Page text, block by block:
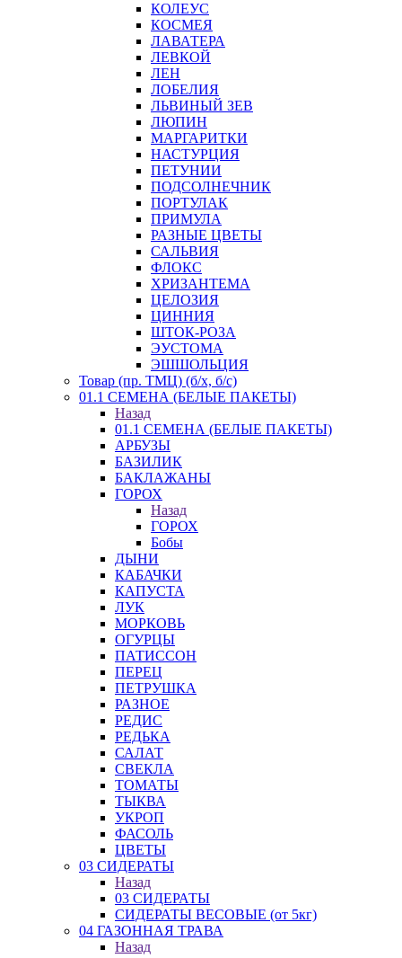
КОЛЕУС
КОСМЕЯ
ЛАВАТЕРА
ЛЕВКОЙ
ЛЕН
ЛОБЕЛИЯ
ЛЬВИНЫЙ ЗЕВ
ЛЮПИН
МАРГАРИТКИ
НАСТУРЦИЯ
ПЕТУНИИ
ПОДСОЛНЕЧНИК
ПОРТУЛАК
ПРИМУЛА
РАЗНЫЕ ЦВЕТЫ
САЛЬВИЯ
ФЛОКС
ХРИЗАНТЕМА
ЦЕЛОЗИЯ
ЦИННИЯ
ШТОК-РОЗА
ЭУСТОМА
ЭШШОЛЬЦИЯ
Товар (пр. ТМЦ) (б/х, б/с)
01.1 СЕМЕНА (БЕЛЫЕ ПАКЕТЫ)
Назад
01.1 СЕМЕНА (БЕЛЫЕ ПАКЕТЫ)
АРБУЗЫ
БАЗИЛИК
БАКЛАЖАНЫ
ГОРОХ
Назад
ГОРОХ
Бобы
ДЫНИ
КАБАЧКИ
КАПУСТА
ЛУК
МОРКОВЬ
ОГУРЦЫ
ПАТИССОН
ПЕРЕЦ
ПЕТРУШКА
РАЗНОЕ
РЕДИС
РЕДЬКА
САЛАТ
СВЕКЛА
ТОМАТЫ
ТЫКВА
УКРОП
ФАСОЛЬ
ЦВЕТЫ
03 СИДЕРАТЫ
Назад
03 СИДЕРАТЫ
СИДЕРАТЫ ВЕСОВЫЕ (от 5кг)
04 ГАЗОННАЯ ТРАВА
Назад